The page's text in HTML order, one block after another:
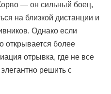
— он сильный боец,
на близкой дистанции и
Однако если
открывается более
отрывка, где не все
решить с